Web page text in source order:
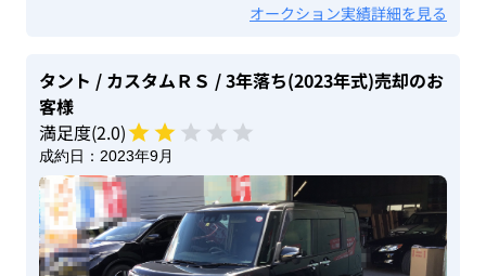
オークション実績詳細を見る
タント / カスタムＲＳ / 3年落ち(2023年式)売却のお
客様
満足度(2.0)
成約日： 2023年9月